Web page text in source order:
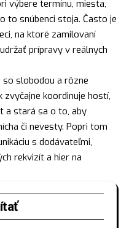
výbere termínu, miesta,
to snúbenci stoja. Často je
na ktoré zamilovaní
prípravy v reálnych
slobodou a rôzne
koordinuje hostí,
a stará sa o to, aby
či nevesty. Popri tom
s dodávateľmi,
rekvizít a hier na